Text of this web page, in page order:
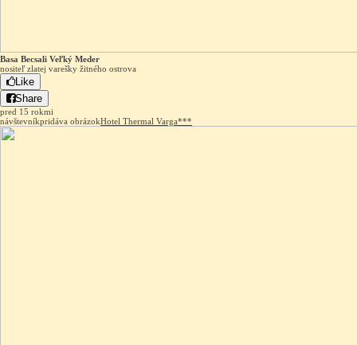
Basa Becsali Veľký Meder
nositeľ zlatej varešky žitného ostrova
Like
Share
pred 15 rokmi
návštevníkpridáva obrázokHotel Thermal Varga***